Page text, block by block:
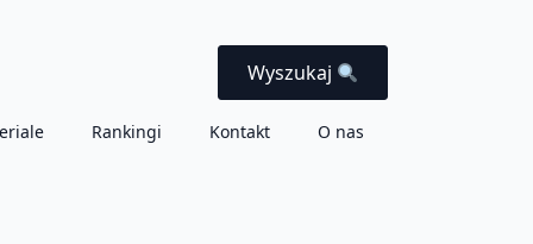
Wyszukaj
Rankingi Kontakt O nas